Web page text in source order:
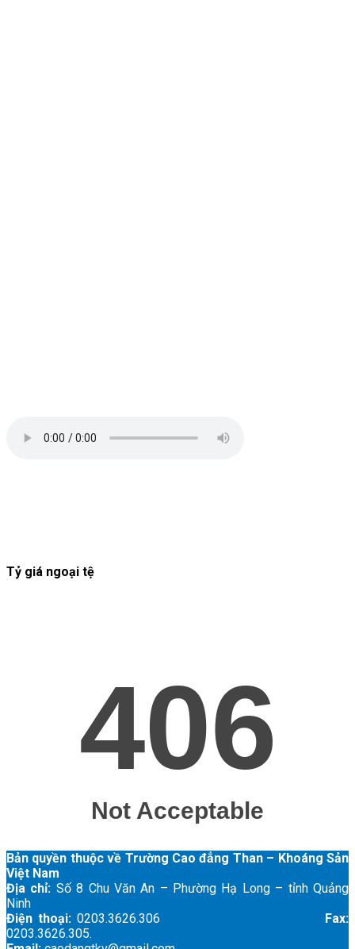
Tỷ giá ngoại tệ
Bản quyền thuộc về Trường Cao đẳng Than – Khoáng Sản
Việt Nam
Địa chỉ: Số 8 Chu Văn An – Phường Hạ Long – tỉnh Quảng
Ninh
Điện thoại: 0203.3626.306 Fax:
0203.3626.305.